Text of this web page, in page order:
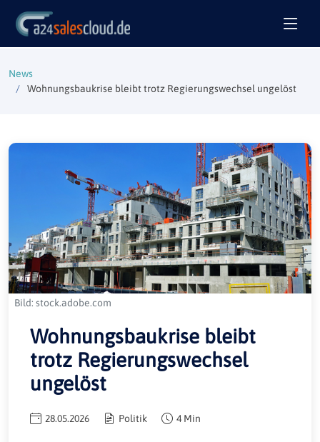
News
Wohnungsbaukrise bleibt trotz Regierungswechsel ungelöst
Bild: stock.adobe.com
Wohnungsbaukrise bleibt
trotz Regierungswechsel
ungelöst
28.05.2026 Politik 4 Min